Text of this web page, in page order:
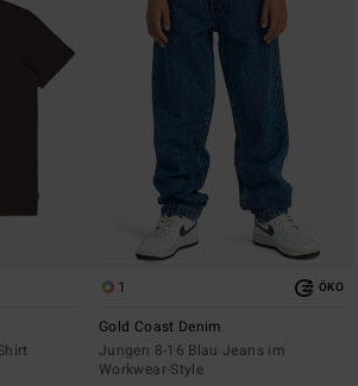
1 ÖKO
Gold Coast Denim
Jungen 8-16 Blau Jeans im
Workwear-Style